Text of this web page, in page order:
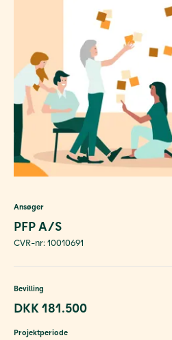
Ansøger
PFP A/S
CVR-nr: 10010691
Bevilling
DKK 181.500
Projektperiode